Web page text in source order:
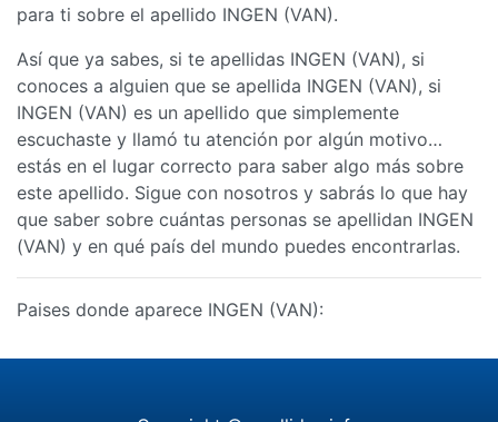
para ti sobre el apellido INGEN (VAN).
Así que ya sabes, si te apellidas INGEN (VAN), si
conoces a alguien que se apellida INGEN (VAN), si
INGEN (VAN) es un apellido que simplemente
escuchaste y llamó tu atención por algún motivo…
estás en el lugar correcto para saber algo más sobre
este apellido. Sigue con nosotros y sabrás lo que hay
que saber sobre cuántas personas se apellidan INGEN
(VAN) y en qué país del mundo puedes encontrarlas.
Paises donde aparece INGEN (VAN):